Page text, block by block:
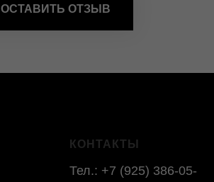
ОСТАВИТЬ ОТЗЫВ
КОНТАКТЫ
Тел.: +7 (925) 386-05-